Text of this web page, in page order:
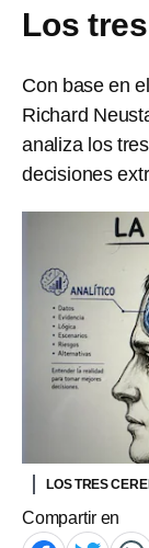
Los
Con base en
Richard
analiza los
decisiones
LOS TRES
Compartir en